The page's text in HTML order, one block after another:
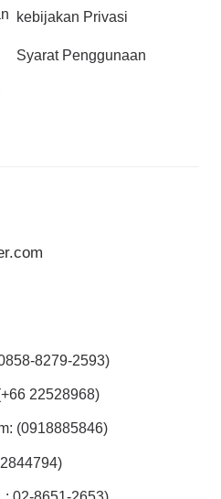
kebijakan Privasi
Syarat Penggunaan
8279-2593)
22528968)
(0918885846)